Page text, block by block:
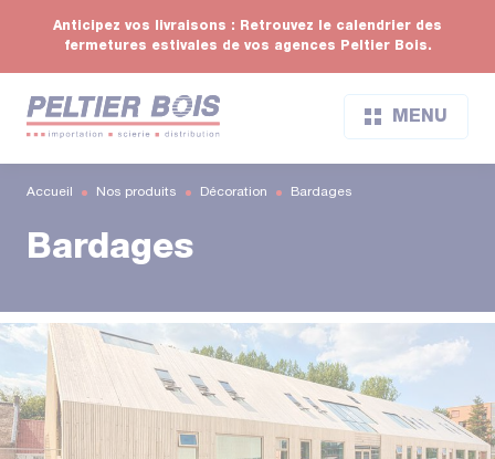
Anticipez vos livraisons : Retrouvez le calendrier des
fermetures estivales de vos agences Peltier Bois.
MENU
Accueil Nos produits Décoration Bardages
Bardages